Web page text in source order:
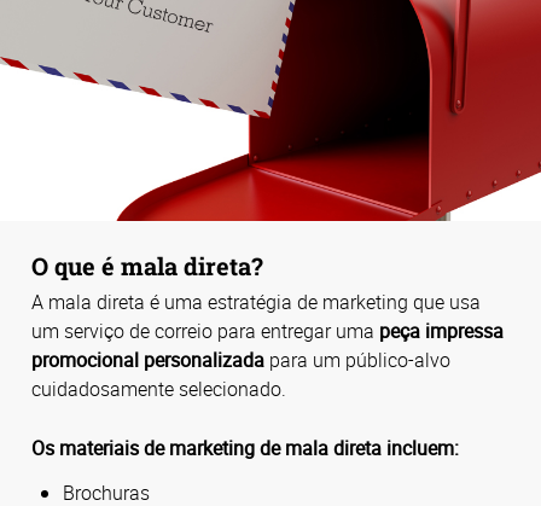
O que é mala direta?
A mala direta é uma estratégia de marketing que usa
um serviço de correio para entregar uma peça impressa
promocional personalizada para um público-alvo
cuidadosamente selecionado.
Os materiais de marketing de mala direta incluem:
Brochuras